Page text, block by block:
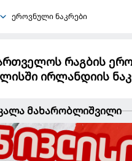
ეროვნული ნაკრები
რაგბის
ირლანდიის
მახარობლიშვილი